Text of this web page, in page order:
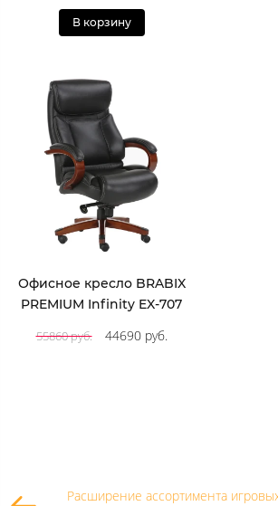
В корзину
Офисное кресло BRABIX
PREMIUM Infinity EX-707
55860 руб.
44690 руб.
Расширение ассортимента